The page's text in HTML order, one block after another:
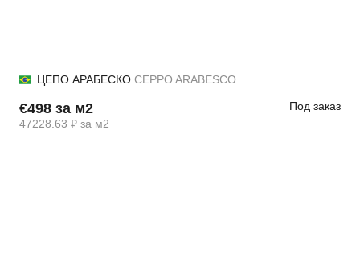
ЦЕПО АРАБЕСКО CEPPO ARABESCO
€498 за м2
47228.63 ₽ за м2
Под заказ